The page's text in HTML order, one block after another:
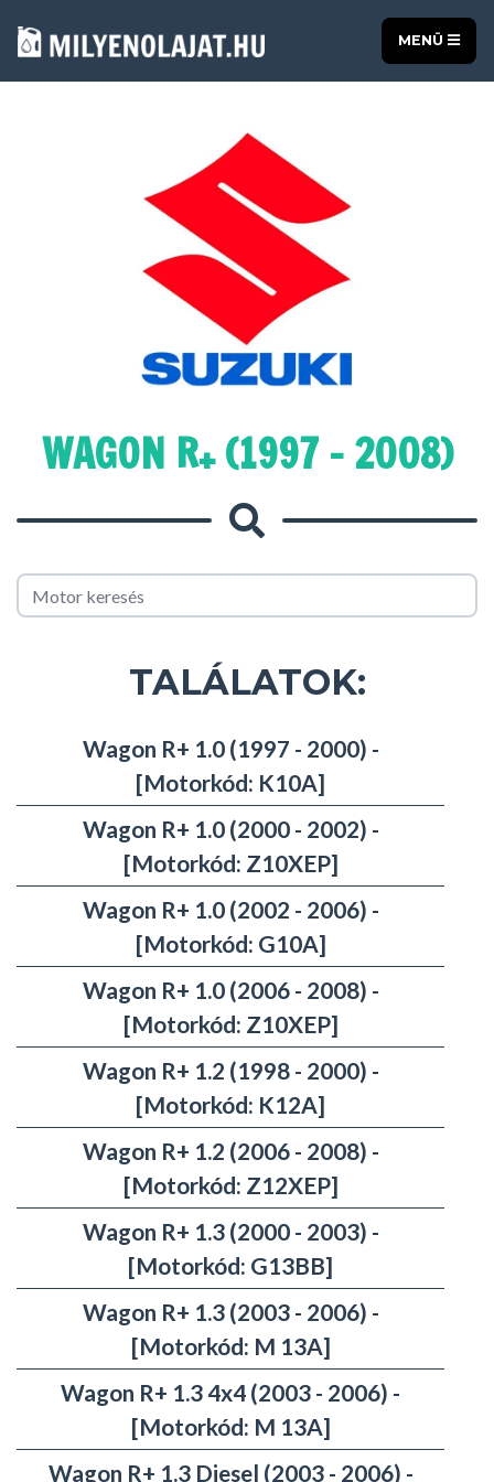
MENÜ
WAGON R+ (1997 - 2008)
TALÁLATOK:
Wagon R+ 1.0 (1997 - 2000) -
[Motorkód: K10A]
Wagon R+ 1.0 (2000 - 2002) -
[Motorkód: Z10XEP]
Wagon R+ 1.0 (2002 - 2006) -
[Motorkód: G10A]
Wagon R+ 1.0 (2006 - 2008) -
[Motorkód: Z10XEP]
Wagon R+ 1.2 (1998 - 2000) -
[Motorkód: K12A]
Wagon R+ 1.2 (2006 - 2008) -
[Motorkód: Z12XEP]
Wagon R+ 1.3 (2000 - 2003) -
[Motorkód: G13BB]
Wagon R+ 1.3 (2003 - 2006) -
[Motorkód: M 13A]
Wagon R+ 1.3 4x4 (2003 - 2006) -
[Motorkód: M 13A]
Wagon R+ 1.3 Diesel (2003 - 2006) -